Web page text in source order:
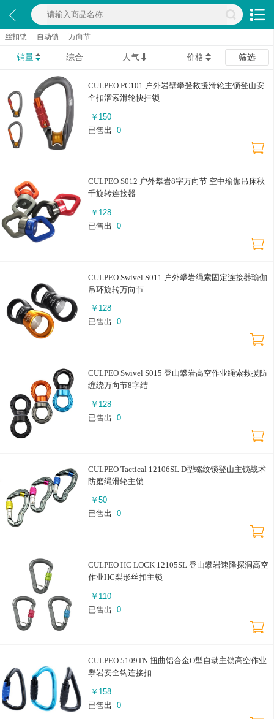
丝扣锁 自动锁 万向节
销量 综合 人气 价格 筛选
CULPEO PC101 户外岩壁攀登救援滑轮主锁登山安
全扣溜索滑轮快挂锁
￥ 150
已售出
0
CULPEO S012 户外攀岩8字万向节 空中瑜伽吊床秋
千旋转连接器
￥ 128
已售出
0
CULPEO Swivel S011 户外攀岩绳索固定连接器瑜伽
吊环旋转万向节
￥ 128
已售出
0
CULPEO Swivel S015 登山攀岩高空作业绳索救援防
缠绕万向节8字结
￥ 128
已售出
0
CULPEO Tactical 12106SL D型螺纹锁登山主锁战术
防磨绳滑轮主锁
￥ 50
已售出
0
CULPEO HC LOCK 12105SL 登山攀岩速降探洞高空
作业HC梨形丝扣主锁
￥ 110
已售出
0
CULPEO 5109TN 扭曲铝合金O型自动主锁高空作业
攀岩安全钩连接扣
￥ 158
已售出
0